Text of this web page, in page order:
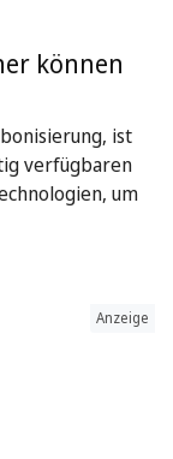
können
ist
verfügbaren
um
Anzeige